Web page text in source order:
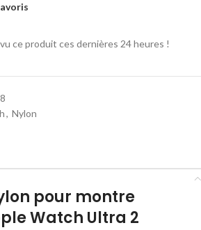
ce produit ces dernières 24 heures !
, Nylon
pour montre
Watch Ultra 2